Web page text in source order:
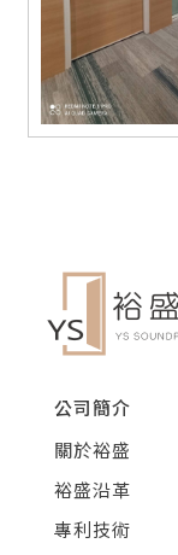
公司簡介
關於裕盛
裕盛沿革
專利技術